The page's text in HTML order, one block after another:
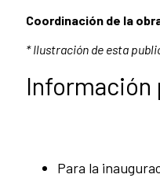
Coordinación de la
* Ilustración de esta
Información
Para la